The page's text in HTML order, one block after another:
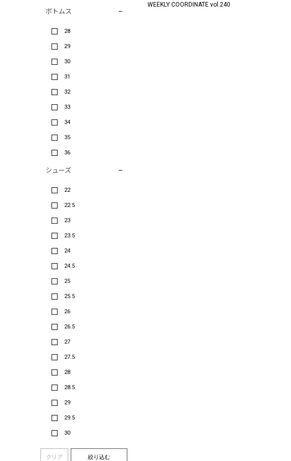
ボトムス
28
29
30
31
32
33
34
35
36
シューズ
22
22.5
23
23.5
24
24.5
25
25.5
26
26.5
27
27.5
28
28.5
29
29.5
30
クリア 絞り込む
WEEKLY COORDINATE vol.240